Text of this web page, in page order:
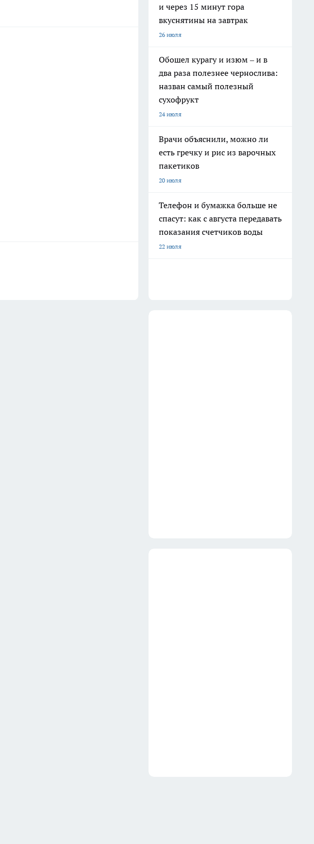
и через 15 минут гора
вкуснятины на завтрак
26 июля
Обошел курагу и изюм – и в
два раза полезнее чернослива:
назван самый полезный
сухофрукт
24 июля
Врачи объяснили, можно ли
есть гречку и рис из варочных
пакетиков
20 июля
Телефон и бумажка больше не
спасут: как с августа передавать
показания счетчиков воды
22 июля